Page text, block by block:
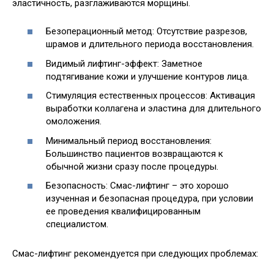
эластичность, разглаживаются морщины.
Безоперационный метод: Отсутствие разрезов,
шрамов и длительного периода восстановления.
Видимый лифтинг-эффект: Заметное
подтягивание кожи и улучшение контуров лица.
Стимуляция естественных процессов: Активация
выработки коллагена и эластина для длительного
омоложения.
Минимальный период восстановления:
Большинство пациентов возвращаются к
обычной жизни сразу после процедуры.
Безопасность: Смас-лифтинг – это хорошо
изученная и безопасная процедура, при условии
ее проведения квалифицированным
специалистом.
Смас-лифтинг рекомендуется при следующих проблемах: